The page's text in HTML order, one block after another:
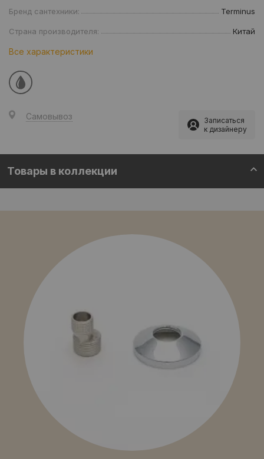
Бренд сантехники: Terminus
Страна производителя: Китай
Все характеристики
Самовывоз
Записаться
к дизайнеру
Товары в коллекции